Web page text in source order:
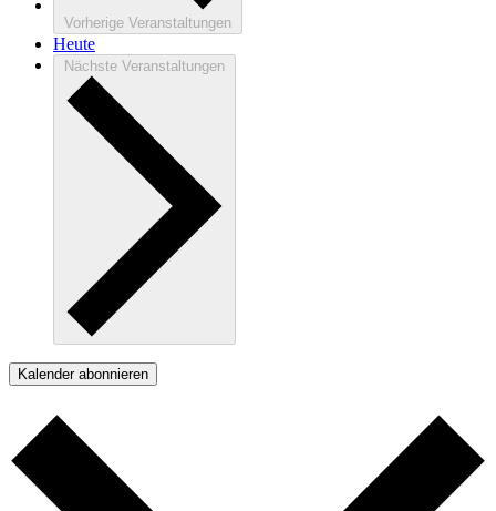
Vorherige Veranstaltungen
Heute
Nächste Veranstaltungen
Kalender abonnieren